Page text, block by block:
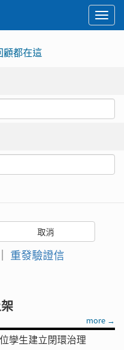
顧都在這
｜ 重發驗證信
more →
孿生建立閉環治理